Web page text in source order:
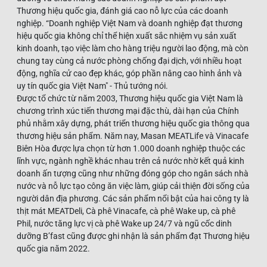
Thương hiệu quốc gia, đánh giá cao nỗ lực của các doanh
nghiệp. “Doanh nghiệp Việt Nam và doanh nghiệp đạt thương
hiệu quốc gia không chỉ thể hiện xuất sắc nhiệm vụ sản xuất
kinh doanh, tạo việc làm cho hàng triệu người lao động, mà còn
chung tay cùng cả nước phòng chống đại dịch, với nhiều hoạt
động, nghĩa cử cao đẹp khác, góp phần nâng cao hình ảnh và
uy tín quốc gia Việt Nam" - Thủ tướng nói.
Được tổ chức từ năm 2003, Thương hiệu quốc gia Việt Nam là
chương trình xúc tiến thương mại đặc thù, dài hạn của Chính
phủ nhằm xây dựng, phát triển thương hiệu quốc gia thông qua
thương hiệu sản phẩm. Năm nay, Masan MEATLife và Vinacafe
Biên Hòa được lựa chọn từ hơn 1.000 doanh nghiệp thuộc các
lĩnh vực, ngành nghề khác nhau trên cả nước nhờ kết quả kinh
doanh ấn tượng cũng như những đóng góp cho ngân sách nhà
nước và nỗ lực tạo công ăn việc làm, giúp cải thiện đời sống của
người dân địa phương. Các sản phẩm nổi bật của hai công ty là
thịt mát MEATDeli, Cà phê Vinacafe, cà phê Wake up, cà phê
Phil, nước tăng lực vị cà phê Wake up 24/7 và ngũ cốc dinh
dưỡng B’fast cũng được ghi nhận là sản phẩm đạt Thương hiệu
quốc gia năm 2022.